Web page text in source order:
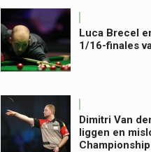
Luca Brecel
1/16-finales
Dimitri Van
liggen en
Championship